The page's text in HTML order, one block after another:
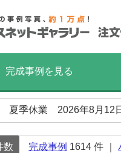
完成事例を見る
夏季休業 2026年8月12
数 完成事例 1614 件 ｜